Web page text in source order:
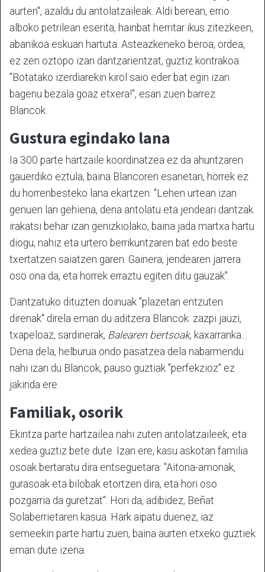
aurten", azaldu du antolatzaileak. Aldi berean, errio
alboko petrilean eserita, hainbat herritar ikus zitezkeen,
abanikoa eskuan hartuta. Asteazkeneko beroa, ordea,
ez zen oztopo izan dantzarientzat, guztiz kontrakoa:
"Botatako izerdiarekin kirol saio eder bat egin izan
bagenu bezala goaz etxera!", esan zuen barrez
Blancok.
Gustura egindako lana
Ia 300 parte hartzaile koordinatzea ez da ahuntzaren
gauerdiko eztula, baina Blancoren esanetan, horrek ez
du horrenbesteko lana ekartzen: "Lehen urtean izan
genuen lan gehiena, dena antolatu eta jendeari dantzak
irakatsi behar izan genizkiolako, baina jada martxa hartu
diogu, nahiz eta urtero berrikuntzaren bat edo beste
txertatzen saiatzen garen. Gainera, jendearen jarrera
oso ona da, eta horrek erraztu egiten ditu gauzak".
Dantzatuko dituzten doinuak "plazetan entzuten
direnak" direla eman du aditzera Blancok: zazpi jauzi,
txapeloaz, sardinerak, Balearen bertsoak, kaxarranka...
Dena dela, helburua ondo pasatzea dela nabarmendu
nahi izan du Blancok, pauso guztiak "perfekzioz" ez
jakinda ere.
Familiak, osorik
Ekintza parte hartzailea nahi zuten antolatzaileek, eta
xedea guztiz bete dute. Izan ere, kasu askotan familia
osoak bertaratu dira entseguetara: "Aitona-amonak,
gurasoak eta bilobak etortzen dira, eta hori oso
pozgarria da guretzat". Hori da, adibidez, Beñat
Solaberrietaren kasua. Hark aipatu duenez, iaz
semeekin parte hartu zuen, baina aurten etxeko guztiek
eman dute izena.